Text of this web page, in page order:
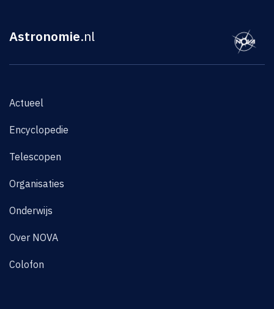
Astronomie.nl
Actueel
Encyclopedie
Telescopen
Organisaties
Onderwijs
Over NOVA
Colofon